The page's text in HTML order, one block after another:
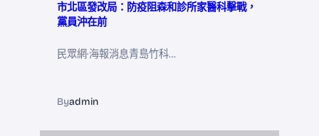
市北區發改局：防疫阻森和診所家醫科擊戰，
黨員沖在前
民眾網·海報消息青島竹科…
Byadmin